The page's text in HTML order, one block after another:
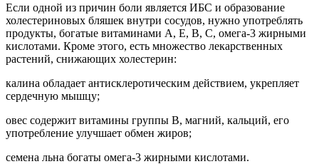
Если одной из причин боли является ИБС и образование
холестериновых бляшек внутри сосудов, нужно употреблять
продукты, богатые витаминами А, Е, В, С, омега-3 жирными
кислотами. Кроме этого, есть множество лекарственных
растений, снижающих холестерин:
калина обладает антисклеротическим действием, укрепляет
сердечную мышцу;
овес содержит витамины группы В, магний, кальций, его
употребление улучшает обмен жиров;
семена льна богаты омега-3 жирными кислотами.